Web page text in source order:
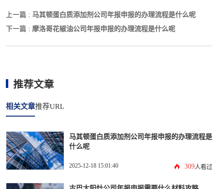
上一篇 : 马其顿蛋白质添加剂公司年报申报的办理流程是什么呢
下一篇 : 摩洛哥花椒油公司年报申报的办理流程是什么呢
推荐文章
相关文章推荐URL
马其顿蛋白质添加剂公司年报申报的办理流程是
什么呢
2025-12-18 15:01:40 309人看过